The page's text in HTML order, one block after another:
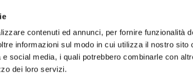
contenuti ed annunci, per fornire funzionalità
informazioni sul modo in cui utilizza il nostro
social media, i quali potrebbero combinarle con
dei loro servizi.
UNITED STATES